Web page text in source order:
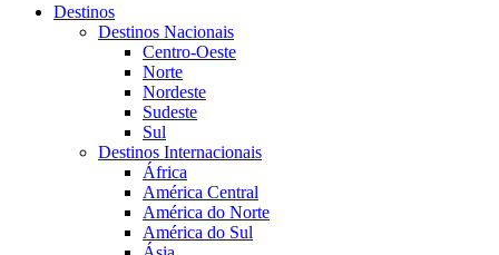
Destinos
Destinos Nacionais
Centro-Oeste
Norte
Nordeste
Sudeste
Sul
Destinos Internacionais
África
América Central
América do Norte
América do Sul